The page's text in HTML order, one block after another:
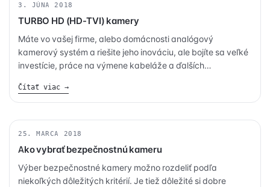
KAMERY
3. JÚNA 2018
TURBO HD (HD-TVI) kamery
Máte vo vašej firme, alebo domácnosti analógový
kamerový systém a riešite jeho inováciu, ale bojíte sa veľké
investície, práce na výmene kabeláže a ďalších
Čítať viac →
KAMERY
25. MARCA 2018
Ako vybrať bezpečnostnú kameru
Výber bezpečnostné kamery možno rozdeliť podľa
niekoľkých dôležitých kritérií. Je tiež dôležité si dobre